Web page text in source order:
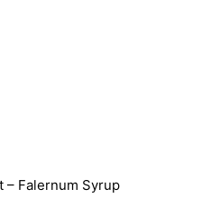
– Falernum Syrup